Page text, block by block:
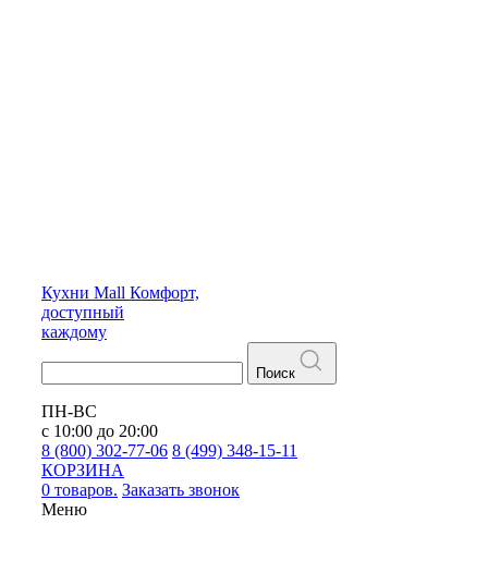
Кухни Mall Комфорт,
доступный
каждому
Поиск
ПН-ВС
с 10:00 до 20:00
8 (800) 302-77-06 8 (499) 348-15-11
КОРЗИНА
0 товаров. Заказать звонок
Меню